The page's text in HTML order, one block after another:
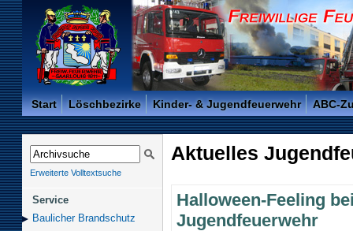
Freiwillige Feuerwehr der Kreisstadt Saarlouis -
Start Löschbezirke Kinder- & Jugendfeuerwehr ABC-
Erweiterte Volltextsuche
Service
Baulicher Brand­schutz
Aktuelles
Halloween-Feeling
Jugendfeuerwehr